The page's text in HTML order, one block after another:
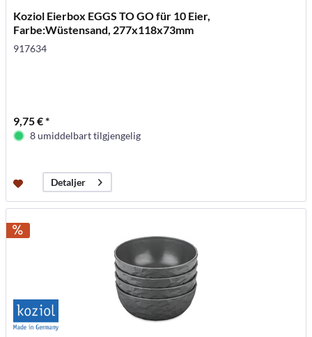
Koziol Eierbox EGGS TO GO für 10 Eier,
Farbe:Wüstensand, 277x118x73mm
917634
9,75 € *
8 umiddelbart tilgjengelig
Detaljer